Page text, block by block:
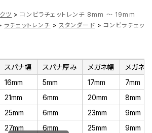
ツ > コンビラチェットレンチ 8mm ～ 19mm
ラチェットレンチ > スタンダード > コンビラチェッ
スパナ幅 スパナ厚み メガネ幅
メガネ
16mm 5mm 17mm
7mm
21mm 6mm 20mm
8mm
25mm 6mm 23mm
9mm
27mm 6mm 25mm
9mm